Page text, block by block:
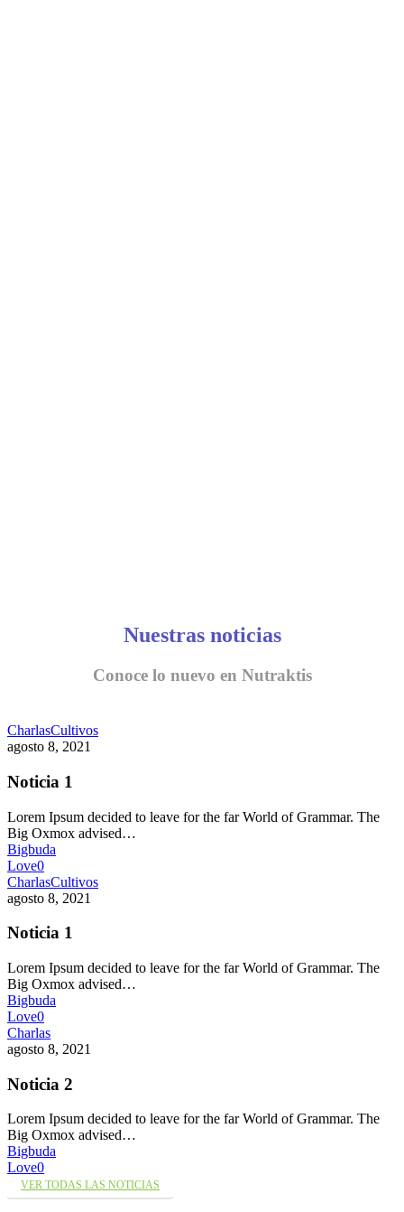
Nuestras noticias
Conoce lo nuevo en Nutraktis
CharlasCultivos
agosto 8, 2021
Noticia 1
Lorem Ipsum decided to leave for the far World of Grammar. The
Big Oxmox advised…
Bigbuda
Love0
CharlasCultivos
agosto 8, 2021
Noticia 1
Lorem Ipsum decided to leave for the far World of Grammar. The
Big Oxmox advised…
Bigbuda
Love0
Charlas
agosto 8, 2021
Noticia 2
Lorem Ipsum decided to leave for the far World of Grammar. The
Big Oxmox advised…
Bigbuda
Love0
VER TODAS LAS NOTICIAS